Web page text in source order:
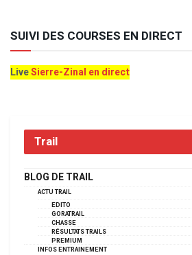
SUIVI DES COURSES EN DIRECT
LiveSierre-Zinal en direct
Trail
BLOG DE TRAIL
ACTU TRAIL
EDITO
GORATRAIL
CHASSE
RÉSULTATS TRAILS
PREMIUM
INFOS ENTRAINEMENT